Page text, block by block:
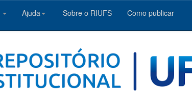
Ajuda Sobre o RIUFS Como publicar